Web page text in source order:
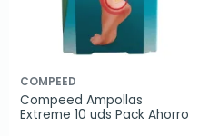
COMPEED
Compeed Ampollas
Extreme 10 uds Pack Ahorro